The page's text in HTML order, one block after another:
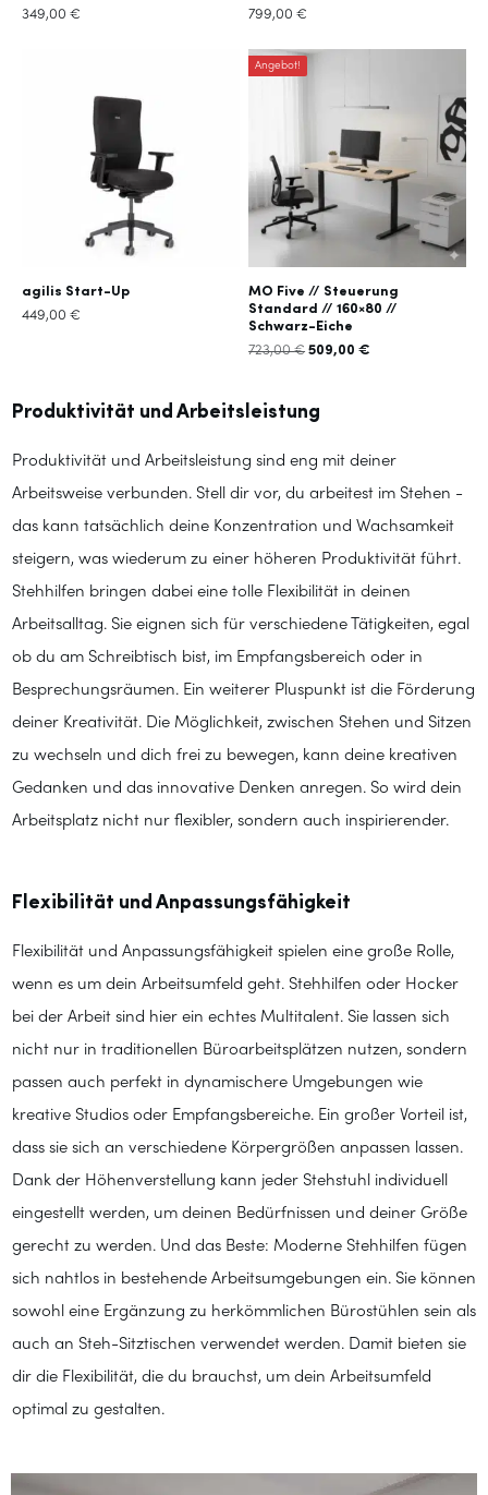
349,00 € 799,00€
agilis Start-Up
449,00 €
Angebot!
MO Five // Steuerung
Standard // 160×80 //
Schwarz-Eiche
723,00€ Ursprünglicher
723,00 €
509,00€
Produktivität und Arbeitsleistung
Produktivität und Arbeitsleistung sind eng mit deiner
Arbeitsweise verbunden. Stell dir vor, du arbeitest im Stehen -
das kann tatsächlich deine Konzentration und Wachsamkeit
steigern, was wiederum zu einer höheren Produktivität führt.
Stehhilfen bringen dabei eine tolle Flexibilität in deinen
Arbeitsalltag. Sie eignen sich für verschiedene Tätigkeiten, egal
ob du am Schreibtisch bist, im Empfangsbereich oder in
Besprechungsräumen. Ein weiterer Pluspunkt ist die Förderung
deiner Kreativität. Die Möglichkeit, zwischen Stehen und Sitzen
zu wechseln und dich frei zu bewegen, kann deine kreativen
Gedanken und das innovative Denken anregen. So wird dein
Arbeitsplatz nicht nur flexibler, sondern auch inspirierender.
Flexibilität und Anpassungsfähigkeit
Flexibilität und Anpassungsfähigkeit spielen eine große Rolle,
wenn es um dein Arbeitsumfeld geht. Stehhilfen oder Hocker
bei der Arbeit sind hier ein echtes Multitalent. Sie lassen sich
nicht nur in traditionellen Büroarbeitsplätzen nutzen, sondern
passen auch perfekt in dynamischere Umgebungen wie
kreative Studios oder Empfangsbereiche. Ein großer Vorteil ist,
dass sie sich an verschiedene Körpergrößen anpassen lassen.
Dank der Höhenverstellung kann jeder Stehstuhl individuell
eingestellt werden, um deinen Bedürfnissen und deiner Größe
gerecht zu werden. Und das Beste: Moderne Stehhilfen fügen
sich nahtlos in bestehende Arbeitsumgebungen ein. Sie können
sowohl eine Ergänzung zu herkömmlichen Bürostühlen sein als
auch an Steh-Sitztischen verwendet werden. Damit bieten sie
dir die Flexibilität, die du brauchst, um dein Arbeitsumfeld
optimal zu gestalten.